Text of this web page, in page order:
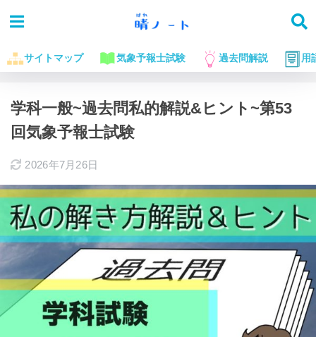
サイトマップ 気象予報士試験 過去問解説 用
ホーム 気象予報士試験に役立つお話 過去問解説
学科一般~過去問私的解説&ヒント~第53
回気象予報士試験
2026年7月26日